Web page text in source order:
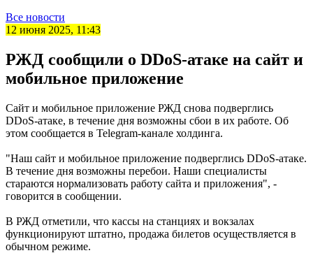
Все новости
12 июня 2025, 11:43
РЖД сообщили о DDoS-атаке на сайт и
мобильное приложение
Сайт и мобильное приложение РЖД снова подверглись
DDoS-атаке, в течение дня возможны сбои в их работе. Об
этом сообщается в Telegram-канале холдинга.
"Наш сайт и мобильное приложение подверглись DDoS-атаке.
В течение дня возможны перебои. Наши специалисты
стараются нормализовать работу сайта и приложения", -
говорится в сообщении.
В РЖД отметили, что кассы на станциях и вокзалах
функционируют штатно, продажа билетов осуществляется в
обычном режиме.